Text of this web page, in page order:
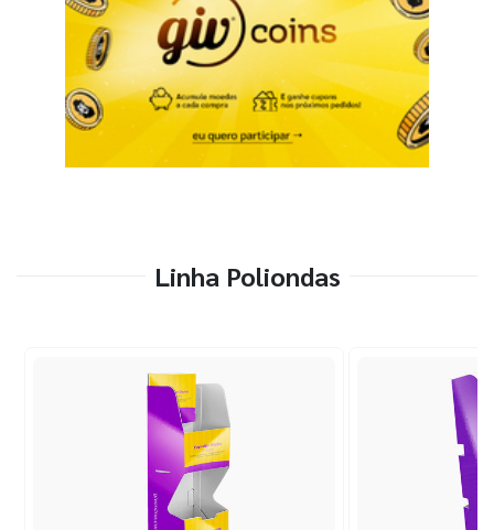
Linha Poliondas